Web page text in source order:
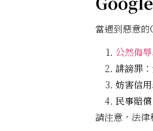
當遇到惡意的
公然侮
誹謗罪
妨害信
民事賠償
請注意，法